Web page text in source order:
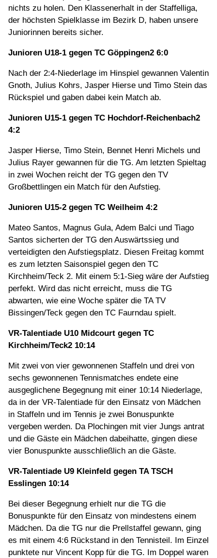
nichts zu holen. Den Klassenerhalt in der Staffelliga,
der höchsten Spielklasse im Bezirk D, haben unsere
Juniorinnen bereits sicher.
Junioren U18-1 gegen TC Göppingen2 6:0
Nach der 2:4-Niederlage im Hinspiel gewannen Valentin
Gnoth, Julius Kohrs, Jasper Hierse und Timo Stein das
Rückspiel und gaben dabei kein Match ab.
Junioren U15-1 gegen TC Hochdorf-Reichenbach2
4:2
Jasper Hierse, Timo Stein, Bennet Henri Michels und
Julius Rayer gewannen für die TG. Am letzten Spieltag
in zwei Wochen reicht der TG gegen den TV
Großbettlingen ein Match für den Aufstieg.
Junioren U15-2 gegen TC Weilheim 4:2
Mateo Santos, Magnus Gula, Adem Balci und Tiago
Santos sicherten der TG den Auswärtssieg und
verteidigten den Aufstiegsplatz. Diesen Freitag kommt
es zum letzten Saisonspiel gegen den TC
Kirchheim/Teck 2. Mit einem 5:1-Sieg wäre der Aufstieg
perfekt. Wird das nicht erreicht, muss die TG
abwarten, wie eine Woche später die TA TV
Bissingen/Teck gegen den TC Faurndau spielt.
VR-Talentiade U10 Midcourt gegen TC
Kirchheim/Teck2 10:14
Mit zwei von vier gewonnenen Staffeln und drei von
sechs gewonnenen Tennismatches endete eine
ausgeglichene Begegnung mit einer 10:14 Niederlage,
da in der VR-Talentiade für den Einsatz von Mädchen
in Staffeln und im Tennis je zwei Bonuspunkte
vergeben werden. Da Plochingen mit vier Jungs antrat
und die Gäste ein Mädchen dabeihatte, gingen diese
vier Bonuspunkte ausschließlich an die Gäste.
VR-Talentiade U9 Kleinfeld gegen TA TSCH
Esslingen 10:14
Bei dieser Begegnung erhielt nur die TG die
Bonuspunkte für den Einsatz von mindestens einem
Mädchen. Da die TG nur die Prellstaffel gewann, ging
es mit einem 4:6 Rückstand in den Tennisteil. Im Einzel
punktete nur Vincent Kopp für die TG. Im Doppel waren